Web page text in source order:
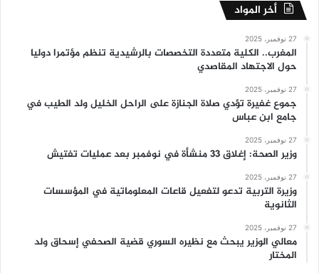
أخر المواد
27 نوفمبر، 2025
المغرب.. الكلية متعددة التخصصات بالرشيدية تنظم مؤتمرا دوليا
حول الاجتهاد المقاصدي
27 نوفمبر، 2025
جموع غفيرة تؤدي صلاة الجنازة على الراحل الخليل ولد الطيب في
جامع ابن عباس
27 نوفمبر، 2025
وزير الصحة: إغلاق 33 منشأة في نوفمبر بعد عمليات تفتيش
27 نوفمبر، 2025
وزيرة التربية تدعو لتفعيل قاعات المعلوماتية في المؤسسات
الثانوية
27 نوفمبر، 2025
معالي الوزير يبحث مع نظيره السوري قضية الصحفي إسحاق ولد
المختار